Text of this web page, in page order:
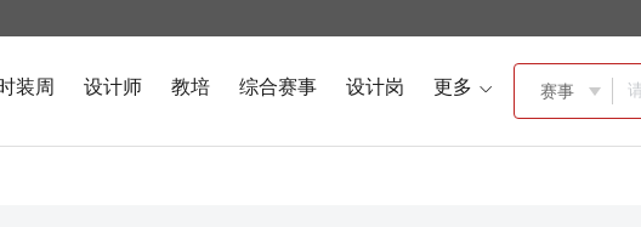
装周 设计师 教培 综合赛事 设计岗 更多  赛事 